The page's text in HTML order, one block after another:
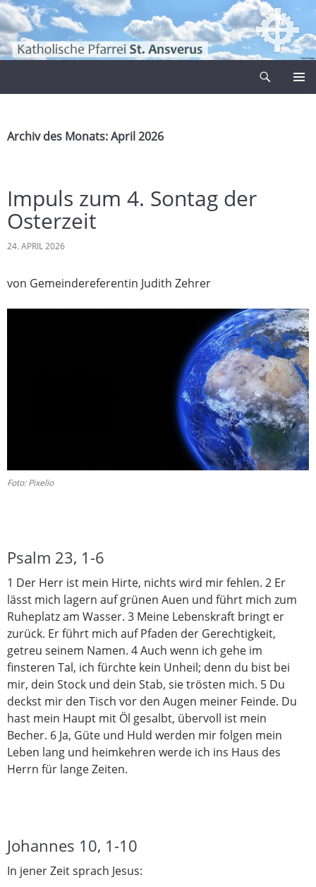
Zum
Inhalt
springen
Archiv des Monats: April 2026
Impuls zum 4. Sontag der
Osterzeit
24. APRIL 2026
von Gemeindereferentin Judith Zehrer
Foto: Pixelio
Psalm 23, 1-6
1 Der Herr ist mein Hirte, nichts wird mir fehlen. 2 Er
lässt mich lagern auf grünen Auen und führt mich zum
Ruheplatz am Wasser. 3 Meine Lebenskraft bringt er
zurück. Er führt mich auf Pfaden der Gerechtigkeit,
getreu seinem Namen. 4 Auch wenn ich gehe im
finsteren Tal, ich fürchte kein Unheil; denn du bist bei
mir, dein Stock und dein Stab, sie trösten mich. 5 Du
deckst mir den Tisch vor den Augen meiner Feinde. Du
hast mein Haupt mit Öl gesalbt, übervoll ist mein
Becher. 6 Ja, Güte und Huld werden mir folgen mein
Leben lang und heimkehren werde ich ins Haus des
Herrn für lange Zeiten.
Johannes 10, 1-10
In jener Zeit sprach Jesus: